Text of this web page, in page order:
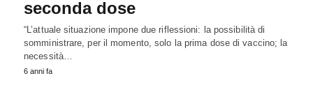
seconda dose
“L’attuale situazione impone due riflessioni: la possibilità di
somministrare, per il momento, solo la prima dose di vaccino; la
necessità…
6 anni fa